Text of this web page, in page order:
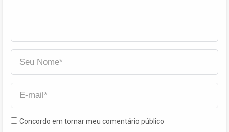
Concordo em tornar meu comentário público